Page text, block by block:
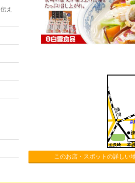
え
このお店・スポットの詳しい